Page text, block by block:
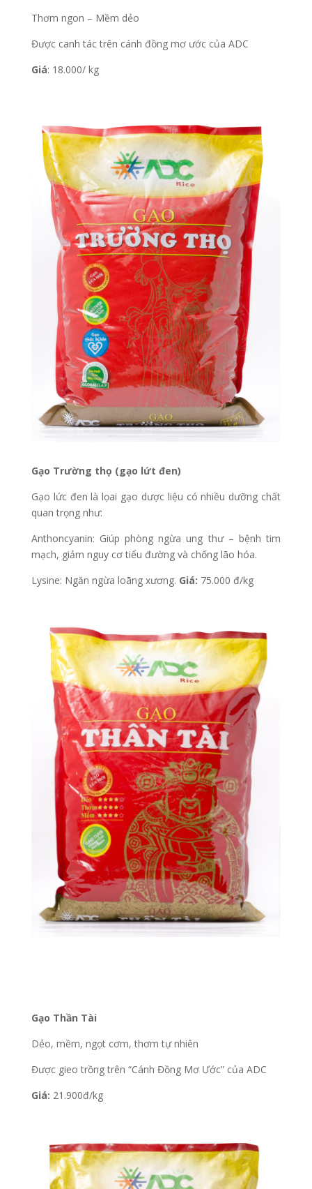
Thơm ngon – Mềm dẻo
Được canh tác trên cánh đồng mơ ước của ADC
Giá: 18.000/ kg
Gạo Trường thọ (gạo lứt đen)
Gạo lức đen là lọai gạo dược liệu có nhiều dưỡng chất
quan trọng như:
Anthoncyanin: Giúp phòng ngừa ung thư – bệnh tim
mạch, giảm nguy cơ tiểu đường và chống lão hóa.
Lysine: Ngăn ngừa loãng xương. Giá: 75.000 đ/kg
Gạo Thần Tài
Dẻo, mềm, ngọt cơm, thơm tự nhiên
Được gieo trồng trên “Cánh Đồng Mơ Ước” của ADC
Giá: 21.900đ/kg